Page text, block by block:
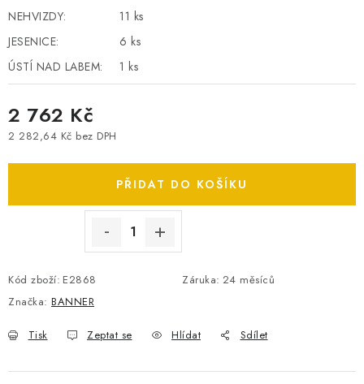
PŘÍSLUŠENSTVÍ
DOPRAVA ZDARMA
KONTAKTY
POŠTOVNÉ A DOPRAVA
VÝMĚNA AUTOBATERIE
OBCHODNÍ PODMÍNKY
OCHRANA OSOBNÍCH ÚDAJŮ
OVĚŘOVÁNÍ RECENZÍ
JAK NA TO S BATTERY.CZ
ZPĚTNÝ ODBĚR ELEKTROZAŘÍZENÍ A BATERIÍ
NEHVIZDY:
11 ks
JESENICE:
6 ks
ÚSTÍ NAD LABEM:
1 ks
2 762 Kč
2 282,64 Kč bez DPH
PŘIDAT DO KOŠÍKU
Kód zboží: E2868 Záruka: 24 měsíců
Značka: BANNER
Tisk Zeptat se Hlídat Sdílet